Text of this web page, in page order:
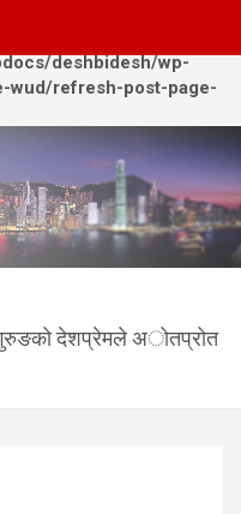
deshbidesh/wp-
wud/refresh-post-page-
अनलाईन
com
गुरुङको देशप्रेमले अोतप्रोत